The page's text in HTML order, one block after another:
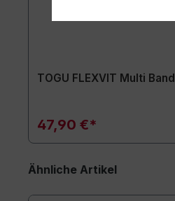
TOGU FLEXVIT Multi Band
47,90 €*
Ähnliche Artikel